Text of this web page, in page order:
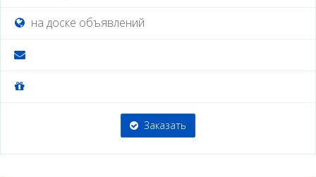
на доске объявлений
Заказать